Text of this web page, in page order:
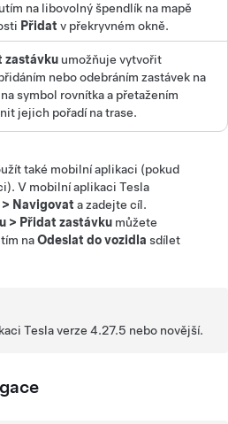
na libovolný špendlík na mapě
Přidat v překryvném okně.
zastávku umožňuje vytvořit
nebo odebráním zastávek na
symbol rovnítka a přetažením
jejich pořadí na trase.
také mobilní aplikaci (pokud
V mobilní aplikaci Tesla
> Navigovat a zadejte cíl.
> Přidat zastávku můžete
naOdeslat do vozidla sdílet
Tesla verze 4.27.5 nebo novější.